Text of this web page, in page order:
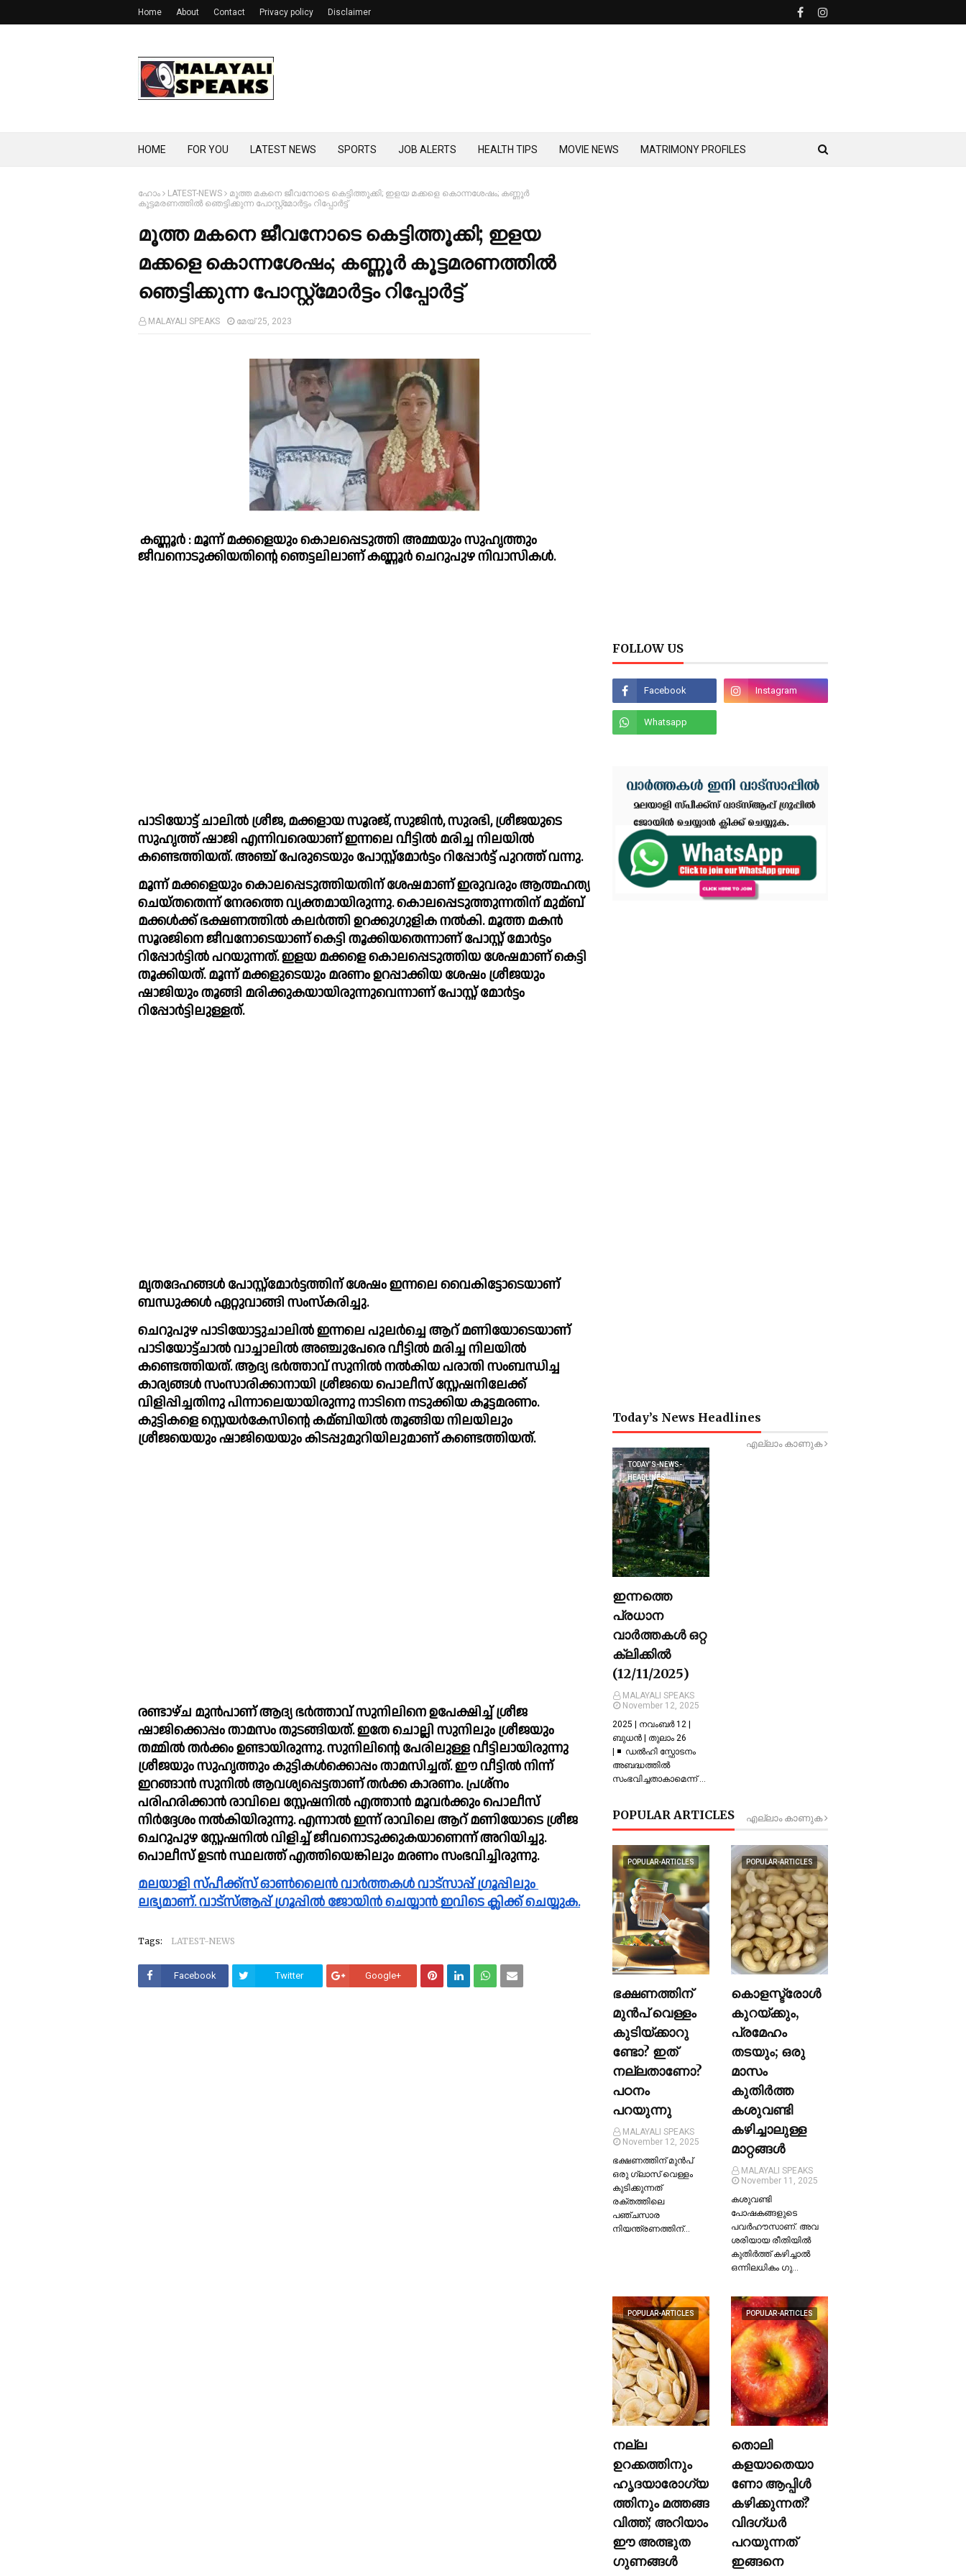
Home About Contact Privacy policy Disclaimer
HOME FOR YOU LATEST NEWS SPORTS JOB ALERTS HEALTH TIPS MOVIE NEWS MATRIMONY PROFILES
ഹോം LATEST-NEWS
മൂത്ത മകനെ ജീവനോടെ കെട്ടിത്തൂക്കി; ഇളയ മക്കളെ കൊന്നശേഷം; കണ്ണൂര്‍
കൂട്ടമരണത്തില്‍ ഞെട്ടിക്കുന്ന പോസ്റ്റ്മോര്‍ട്ടം റിപ്പോര്‍ട്ട്
മൂത്ത മകനെ ജീവനോടെ കെട്ടിത്തൂക്കി; ഇളയ
മക്കളെ കൊന്നശേഷം; കണ്ണൂര്‍ കൂട്ടമരണത്തില്‍
ഞെട്ടിക്കുന്ന പോസ്റ്റ്മോര്‍ട്ടം റിപ്പോര്‍ട്ട്
MALAYALI SPEAKS മേയ് 25, 2023
കണ്ണൂര്‍ : മൂന്ന് മക്കളെയും കൊലപ്പെടുത്തി അമ്മയും സുഹൃത്തും
ജീവനൊടുക്കിയതിന്റെ ഞെട്ടലിലാണ് കണ്ണൂര്‍ ചെറുപുഴ നിവാസികള്‍.
പാടിയോട്ട് ചാലില്‍ ശ്രീജ, മക്കളായ സൂരജ്, സുജിന്‍, സുരഭി, ശ്രീജയുടെ
സുഹൃത്ത് ഷാജി എന്നിവരെയാണ് ഇന്നലെ വീട്ടില്‍ മരിച്ച നിലയില്‍
കണ്ടെത്തിയത്. അഞ്ച് പേരുടെയും പോസ്റ്റ്മോര്‍ട്ടം റിപ്പോര്‍ട്ട് പുറത്ത് വന്നു.
മൂന്ന് മക്കളെയും കൊലപ്പെടുത്തിയതിന് ശേഷമാണ് ഇരുവരും ആത്മഹത്യ
ചെയ്തതെന്ന് നേരത്തെ വ്യക്തമായിരുന്നു. കൊലപ്പെടുത്തുന്നതിന് മുമ്ബ്
മക്കള്‍ക്ക് ഭക്ഷണത്തില്‍ കലര്‍ത്തി ഉറക്കുഗുളിക നല്‍കി. മൂത്ത മകൻ
സൂരജിനെ ജീവനോടെയാണ് കെട്ടി തൂക്കിയതെന്നാണ് പോസ്റ്റ്‌ മോര്‍ട്ടം
റിപ്പോര്‍ട്ടില്‍ പറയുന്നത്. ഇളയ മക്കളെ കൊലപ്പെടുത്തിയ ശേഷമാണ് കെട്ടി
തൂക്കിയത്. മൂന്ന് മക്കളുടെയും മരണം ഉറപ്പാക്കിയ ശേഷം ശ്രീജയും
ഷാജിയും തൂങ്ങി മരിക്കുകയായിരുന്നുവെന്നാണ് പോസ്റ്റ്‌ മോര്‍ട്ടം
റിപ്പോര്‍ട്ടിലുള്ളത്.
മൃതദേഹങ്ങള്‍ പോസ്റ്റ്മോര്‍ട്ടത്തിന് ശേഷം ഇന്നലെ വൈകിട്ടോടെയാണ്
ബന്ധുക്കള്‍ ഏറ്റുവാങ്ങി സംസ്കരിച്ചു.
ചെറുപുഴ പാടിയോട്ടുചാലില്‍ ഇന്നലെ പുലര്‍ച്ചെ ആറ് മണിയോടെയാണ്
പാടിയോട്ട്ചാല്‍ വാച്ചാലില്‍ അഞ്ചുപേരെ വീട്ടില്‍ മരിച്ച നിലയില്‍
കണ്ടെത്തിയത്. ആദ്യ ഭര്‍ത്താവ് സുനില്‍ നല്‍കിയ പരാതി സംബന്ധിച്ച
കാര്യങ്ങള്‍ സംസാരിക്കാനായി ശ്രീജയെ പൊലീസ് സ്റ്റേഷനിലേക്ക്
വിളിപ്പിച്ചതിനു പിന്നാലെയായിരുന്നു നാടിനെ നടുക്കിയ കൂട്ടമരണം.
കുട്ടികളെ സ്റ്റെയര്‍കേസിന്റെ കമ്ബിയില്‍ തൂങ്ങിയ നിലയിലും
ശ്രീജയെയും ഷാജിയെയും കിടപ്പുമുറിയിലുമാണ് കണ്ടെത്തിയത്.
രണ്ടാഴ്ച മുൻപാണ് ആദ്യ ഭര്‍ത്താവ് സുനിലിനെ ഉപേക്ഷിച്ച്‌ ശ്രീജ
ഷാജിക്കൊപ്പം താമസം തുടങ്ങിയത്. ഇതേ ചൊല്ലി സുനിലും ശ്രീജയും
തമ്മില്‍ തര്‍ക്കം ഉണ്ടായിരുന്നു. സുനിലിന്റെ പേരിലുള്ള വീട്ടിലായിരുന്നു
ശ്രീജയും സുഹൃത്തും കുട്ടികള്‍ക്കൊപ്പം താമസിച്ചത്. ഈ വീട്ടില്‍ നിന്ന്
ഇറങ്ങാൻ സുനില്‍ ആവശ്യപ്പെട്ടതാണ് തര്‍ക്ക കാരണം. പ്രശ്നം
പരിഹരിക്കാൻ രാവിലെ സ്റ്റേഷനില്‍ എത്താൻ മൂവര്‍ക്കും പൊലീസ്
നിര്‍ദ്ദേശം നല്‍കിയിരുന്നു. എന്നാല്‍ ഇന്ന് രാവിലെ ആറ് മണിയോടെ ശ്രീജ
ചെറുപുഴ സ്റ്റേഷനില്‍ വിളിച്ച്‌ ജീവനൊടുക്കുകയാണെന്ന് അറിയിച്ചു.
പൊലീസ് ഉടൻ സ്ഥലത്ത് എത്തിയെങ്കിലും മരണം സംഭവിച്ചിരുന്നു.
മലയാളി സ്പീക്ക്സ്‌ ഓൺലൈൻ വാർത്തകൾ വാട്സാപ്പ് ഗ്രൂപ്പിലും
ലഭ്യമാണ്. വാട്സ്ആപ്പ് ഗ്രൂപ്പിൽ ജോയിൻ ചെയ്യാൻ ഇവിടെ ക്ലിക്ക് ചെയ്യുക.
Tags: LATEST-NEWS
Facebook Twitter Google+
FOLLOW US
Today’s News Headlines
എല്ലാം കാണുക
TODAY’S-NEWS-
HEADLINES
ഇന്നത്തെ
പ്രധാന
വാർത്തകൾ ഒറ്റ
ക്ലിക്കിൽ
(12/11/2025)
MALAYALI SPEAKS
November 12, 2025
2025 | നവംബർ 12 |
ബുധൻ | തുലാം 26
| ◾ ഡല്‍ഹി സ്ഫോടനം
അബദ്ധത്തില്‍
സംഭവിച്ചതാകാമെന്ന് …
POPULAR ARTICLES എല്ലാം കാണുക
POPULAR-ARTICLES
ഭക്ഷണത്തിന്
മുന്‍പ് വെള്ളം
കുടിയ്ക്കാറു
ണ്ടോ? ഇത്
നല്ലതാണോ?
പഠനം
പറയുന്നു
MALAYALI SPEAKS
November 12, 2025
ഭക്ഷണത്തിന് മുന്‍പ്
ഒരു ഗ്ലാസ് വെള്ളം
കുടിക്കുന്നത്
രക്തത്തിലെ
പഞ്ചസാര
നിയന്ത്രണത്തിന്…
POPULAR-ARTICLES
കൊളസ്ട്രോള്‍
കുറയ്ക്കും,
പ്രമേഹം
തടയും; ഒരു
മാസം
കുതിര്‍ത്ത
കശുവണ്ടി
കഴിച്ചാലുള്ള
മാറ്റങ്ങള്‍
MALAYALI SPEAKS
November 11, 2025
കശുവണ്ടി
പോഷകങ്ങളുടെ
പവർഹൗസാണ്. അവ
ശരിയായ രീതിയില്‍
കുതിർത്ത് കഴിച്ചാല്‍
ഒന്നിലധികം ഗു…
POPULAR-ARTICLES
നല്ല
ഉറക്കത്തിനും
ഹൃദയാരോഗ്യ
ത്തിനും മത്തങ്ങ
വിത്ത്; അറിയാം
ഈ അത്ഭുത
ഗുണങ്ങള്‍
POPULAR-ARTICLES
തൊലി
കളയാതെയാ
ണോ ആപ്പിള്‍
കഴിക്കുന്നത്?
വിദഗ്ധര്‍
പറയുന്നത്
ഇങ്ങനെ